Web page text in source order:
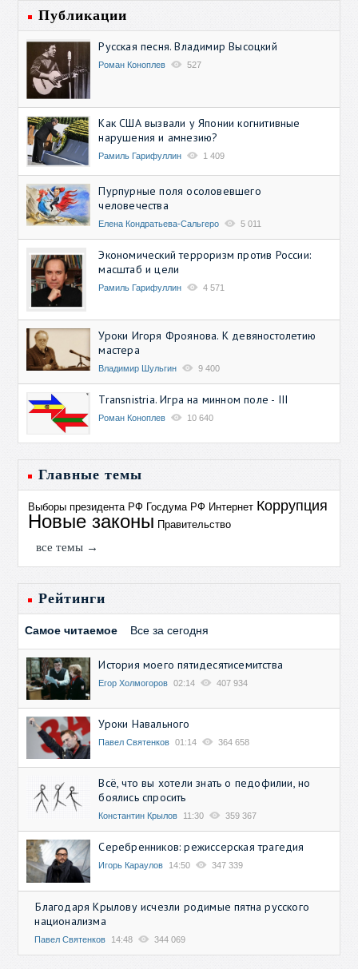
Публикации
Русская песня. Владимир Высоцкий
Роман Коноплев 527
Как США вызвали у Японии когнитивные
нарушения и амнезию?
Рамиль Гарифуллин 1 409
Пурпурные поля осоловевшего
человечества
Елена Кондратьева-Сальгеро 5 011
Экономический терроризм против России:
масштаб и цели
Рамиль Гарифуллин 4 571
Уроки Игоря Фроянова. К девяностолетию
мастера
Владимир Шульгин 9 400
Transnistria. Игра на минном поле - III
Роман Коноплев 10 640
Главные темы
Выборы президента РФ Госдума РФ Интернет Коррупция
Новые законы Правительство
все темы →
Рейтинги
Самое читаемое Все за сегодня
История моего пятидесятисемитства
Егор Холмогоров 02:14 407 934
Уроки Навального
Павел Святенков 01:14 364 658
Всё, что вы хотели знать о педофилии, но
боялись спросить
Константин Крылов 11:30 359 367
Серебренников: режиссерская трагедия
Игорь Караулов 14:50 347 339
Благодаря Крылову исчезли родимые пятна русского
национализма
Павел Святенков 14:48 344 069